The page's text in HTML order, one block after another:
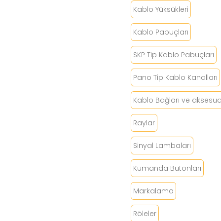
Kablo Yüksükleri
Kablo Pabuçları
SKP Tip Kablo Pabuçları
Pano Tip Kablo Kanalları
Kablo Bağları ve
Raylar
Sinyal Lambaları
Kumanda Butonları
Markalama
Röleler